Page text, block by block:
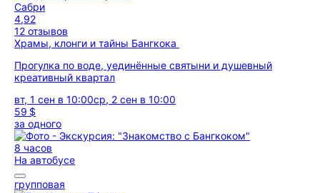
Сабри
4,92
12 отзывов
Храмы, клонги и тайны Бангкока
Прогулка по воде, уединённые святыни и душевный
креативный квартал
вт, 1 сен в 10:00ср, 2 сен в 10:00
59 $
за одного
8 часов
На автобусе
групповая